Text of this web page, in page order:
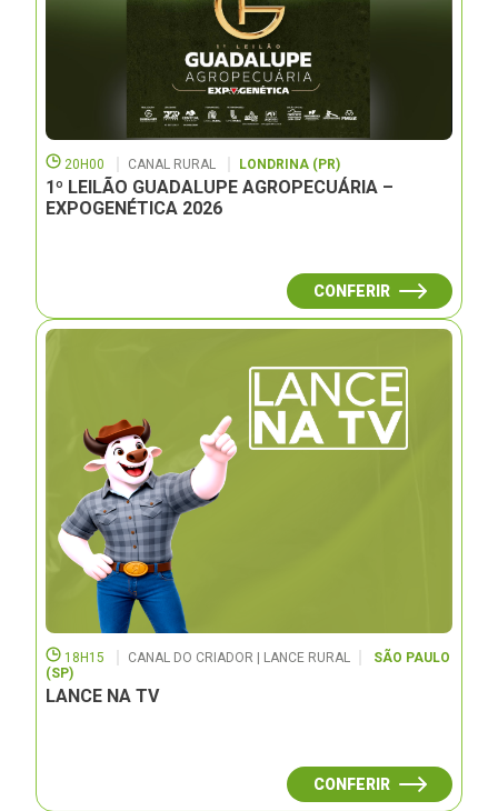
20H00 CANAL RURAL LONDRINA (PR)
1º LEILÃO GUADALUPE AGROPECUÁRIA –
EXPOGENÉTICA 2026
CONFERIR
18H15 CANAL DO CRIADOR | LANCE RURAL
SÃO PAULO
(SP)
LANCE NA TV
CONFERIR